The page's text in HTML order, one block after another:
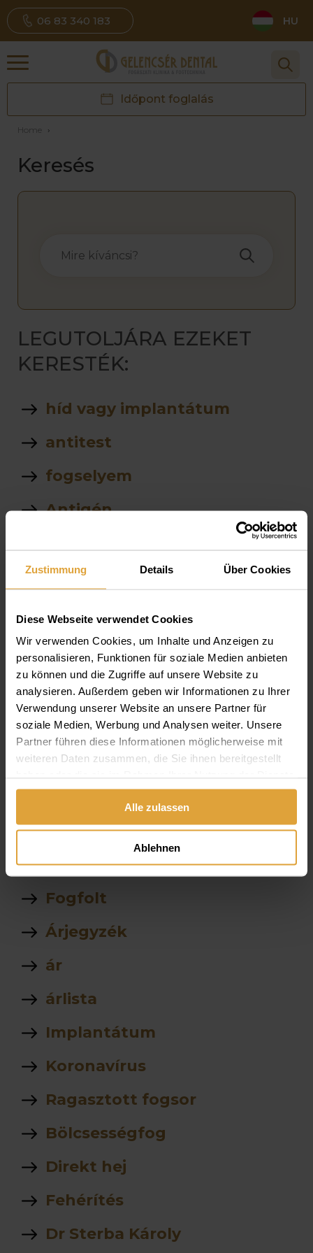
Zustimmung Details Über Cookies
Diese Webseite verwendet Cookies
Wir verwenden Cookies, um Inhalte und Anzeigen zu
personalisieren, Funktionen für soziale Medien anbieten
zu können und die Zugriffe auf unsere Website zu
analysieren. Außerdem geben wir Informationen zu Ihrer
Verwendung unserer Website an unsere Partner für
soziale Medien, Werbung und Analysen weiter. Unsere
Partner führen diese Informationen möglicherweise mit
weiteren Daten zusammen, die Sie ihnen bereitgestellt
haben oder die sie im Rahmen Ihrer Nutzung der Dienste
gesammelt haben.
Alle zulassen
Ablehnen
06 83 340 183 HU
Időpont foglalás
Home ›
Keresés
LEGUTOLJÁRA EZEKET
KERESTÉK:
híd vagy implantátum
antitest
fogselyem
Antigén
Fogkő eltávolítása
mufogsorrol
szájsebészet
Teleszkop protezisek
Gyerek
vélemények
árak
Ár lista
Fogfolt
Árjegyzék
ár
árlista
Implantátum
Koronavírus
Ragasztott fogsor
Bölcsességfog
Direkt hej
Fehérítés
Dr Sterba Károly